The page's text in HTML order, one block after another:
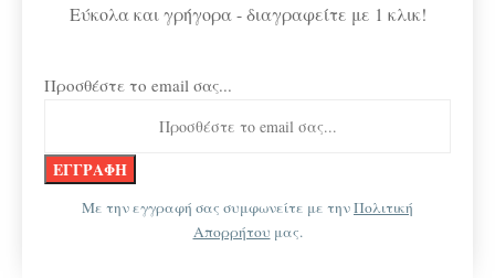
Εύκολα και γρήγορα - διαγραφείτε με 1 κλικ!
Προσθέστε το email σας...
Με την εγγραφή σας συμφωνείτε με τηνΠολιτική
Απορρήτου μας.